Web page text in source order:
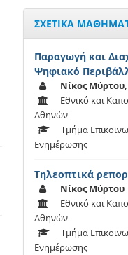
ΣΧΕΤΙΚΑ
Παραγωγή και
Ψηφιακό
Νίκος
Εθνικό και
Αθηνών
Τμήμα
Ενημέρωσης
Τηλεοπτικά
Νίκος Μύρτου
Εθνικό και
Αθηνών
Τμήμα
Ενημέρωσης